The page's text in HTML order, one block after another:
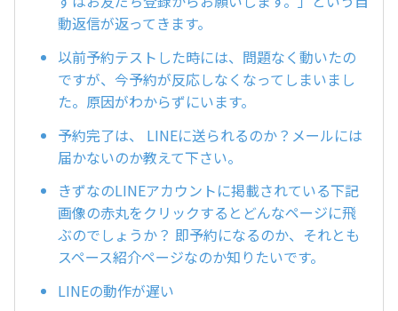
動返信が返ってきます。
以前予約テストした時には、問題なく動いたの
ですが、今予約が反応しなくなってしまいまし
た。原因がわからずにいます。
予約完了は、 LINEに送られるのか？メールには
届かないのか教えて下さい。
きずなのLINEアカウントに掲載されている下記
画像の赤丸をクリックするとどんなページに飛
ぶのでしょうか？ 即予約になるのか、それとも
スペース紹介ページなのか知りたいです。
LINEの動作が遅い